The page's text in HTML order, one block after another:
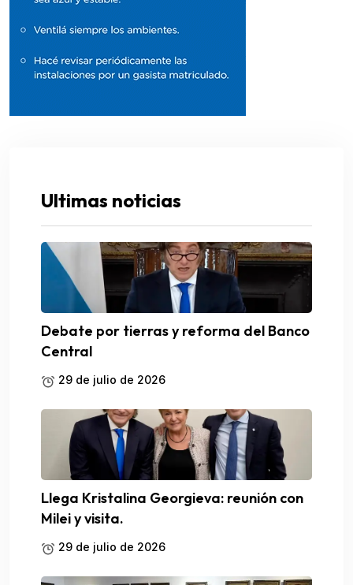
Ultimas noticias
Debate por tierras y reforma del Banco
Central
29 de julio de 2026
Llega Kristalina Georgieva: reunión con
Milei y visita.
29 de julio de 2026